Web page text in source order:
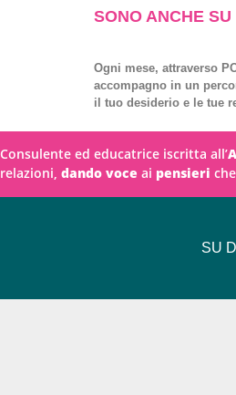
SONO ANCHE SU
Ogni mese, attraverso
accompagno in un
il tuo desiderio e le tue
Consulente ed educatrice iscritta all’
relazioni, dando voce ai pensieri
SU